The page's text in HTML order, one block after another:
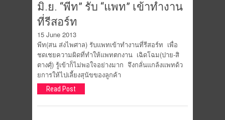
มิ.ย. “พีท” รับ “แพท” เข้าทำงาน
ที่รีสอร์ท
15 June 2013
พีท(สน ส่งไพศาล) รับแพทเข้าทำงานที่รีสอร์ท เพื่อ
ชดเชยความผิดที่ทำให้แพทตกงาน เฉิดโฉม(ปาย-สิ
ตางศุ์) รู้เข้าก็ไม่พอใจอย่างมาก จึงกลั่นแกล้งแพทด้ว
ยการให้ไปเลี้ยงสุนัขของลูกค้า
Read Post